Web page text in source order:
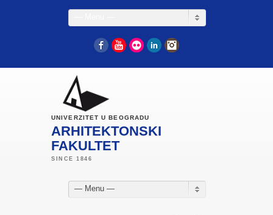
FacebookYouTube
Flickr LinkedIn
UNIVERZITET U BEOGRADU
ARHITEKTONSKI
FAKULTET
— Menu —